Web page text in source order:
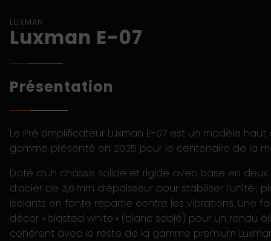
LUXMAN
Luxman E-07
Présentation
Le Pré amplificateur Luxman E-07 est un modèle haut
gamme présenté en 2025 pour le centenaire de la
Doté d’un châssis solide et rigide avec base en
d’acier de 3,6 mm d’épaisseur pour stabiliser l’unité ;
isolants en fonte répartie contre les vibrations. Une
décor « blasted white » (blanc sablé) pour un rendu
cohérent avec le reste de la gamme premium